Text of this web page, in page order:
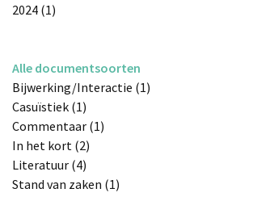
2024 (1)
Alle documentsoorten
Bijwerking/Interactie (1)
Casuïstiek (1)
Commentaar (1)
In het kort (2)
Literatuur (4)
Stand van zaken (1)